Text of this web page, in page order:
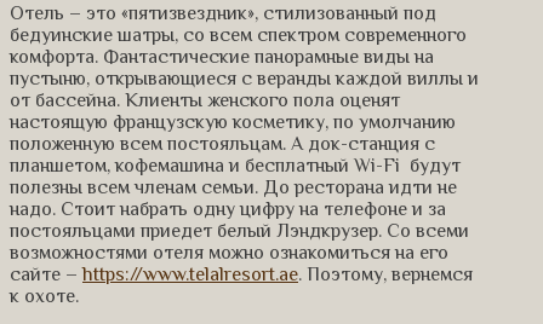
Отель – это «пятизвездник», стилизованный под
бедуинские шатры, со всем спектром современного
комфорта. Фантастические панорамные виды на
пустыню, открывающиеся с веранды каждой виллы и
от бассейна. Клиенты женского пола оценят
настоящую французскую косметику, по умолчанию
положенную всем постояльцам. А док-станция с
планшетом, кофемашина и бесплатный Wi-Fi будут
полезны всем членам семьи. До ресторана идти не
надо. Стоит набрать одну цифру на телефоне и за
постояльцами приедет белый Лэндкрузер. Со всеми
возможностями отеля можно ознакомиться на его
сайте –https://www.telalresort.ae. Поэтому, вернемся
к охоте.